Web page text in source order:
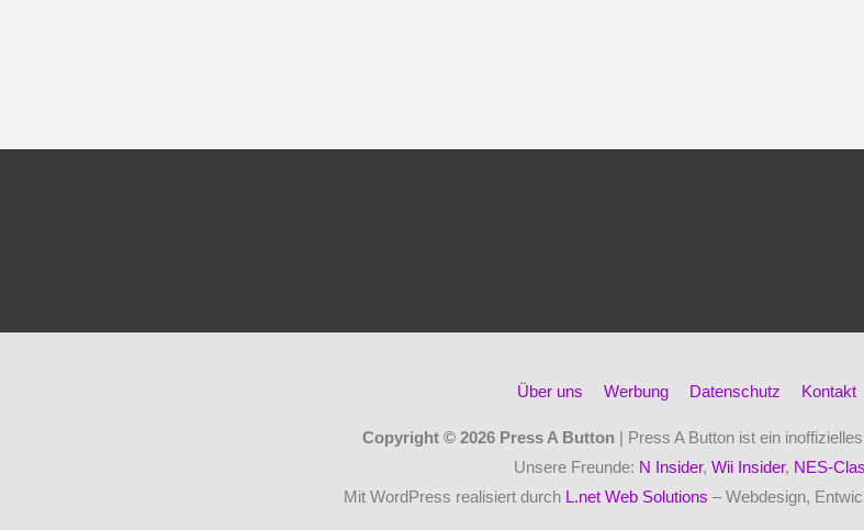
Über uns Werbung Datenschutz Kontakt
Copyright © 2026 Press A Button| Press A Button ist ein
Unsere Freunde: N Insider, Wii Insider, NES-
Mit WordPress realisiert durch L.net Web Solutions – Webdesign,